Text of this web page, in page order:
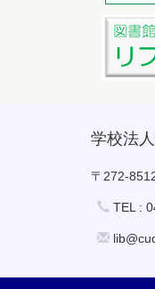
学校法
〒272-
TEL :